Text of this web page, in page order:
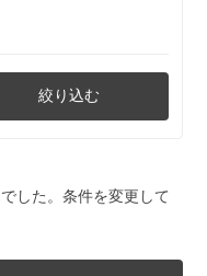
絞り込む
した。条件を変更して